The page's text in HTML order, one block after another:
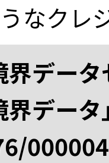
なクレ
界デー
界デー